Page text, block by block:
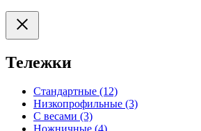
Тележки
Стандартные (12)
Низкопрофильные (3)
С весами (3)